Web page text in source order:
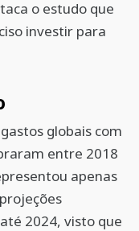
o estudo que
investir para
globais com
entre 2018
apenas
2024, visto que